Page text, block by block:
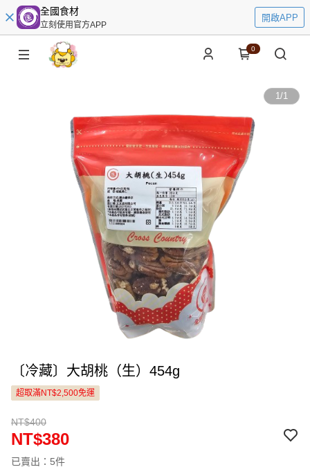
全國食材
立刻使用官方APP
開啟APP
0
1/1
〔冷藏〕大胡桃（生）454g
超取滿NT$2,500免運
NT$400
NT$380
已賣出：5件